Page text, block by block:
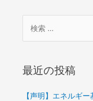
最近の投稿
【声明】エネルギ